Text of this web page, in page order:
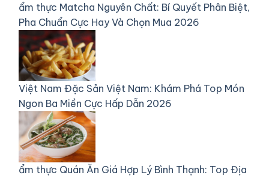
ẩm thực Matcha Nguyên Chất: Bí Quyết Phân Biệt,
Pha Chuẩn Cực Hay Và Chọn Mua 2026
Việt Nam Đặc Sản Việt Nam: Khám Phá Top Món
Ngon Ba Miền Cực Hấp Dẫn 2026
ẩm thực Quán Ăn Giá Hợp Lý Bình Thạnh: Top Địa